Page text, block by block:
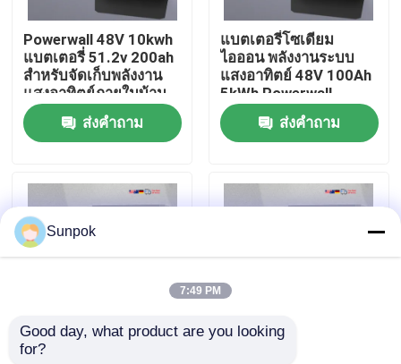
เกี่ยวกับเรา
ทัวร์โรงงาน
การควบคุมคุณภาพ
ติดต่อเรา
ข่าว
ขอทุน
Powerwall 48V 10kwh
แบตเตอรี่ 51.2v 200ah
สำหรับจัดเก็บพลังงาน
แสงอาทิตย์ภายในบ้าน
แบตเตอรี่โซเดียม
ไอออน
ส่งคำถาม
แบตเตอรี่โซเดียม
ไอออน พลังงานระบบ
แสงอาทิตย์ 48V 100Ah
5kWh Powerwall
แบตเตอรี่โซเดียมที่บ้าน
ส่งคำถาม
51.2V 48V แบตเตอรี่
Sunpok
7:49 PM
Good day, what product are you looking
for?